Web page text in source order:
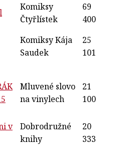
Komiksy
Čtyřlístek
69
400
Komiksy Kája
Saudek
25
101
Mluvené slovo
na vinylech
21
100
v
Dobrodružné
knihy
20
333